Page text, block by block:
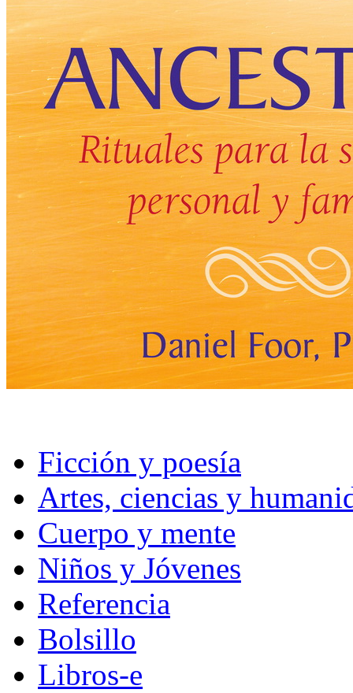
Ficción y poesía
Artes, ciencias y
Cuerpo y mente
Niños y Jóvenes
Referencia
Bolsillo
Libros-e